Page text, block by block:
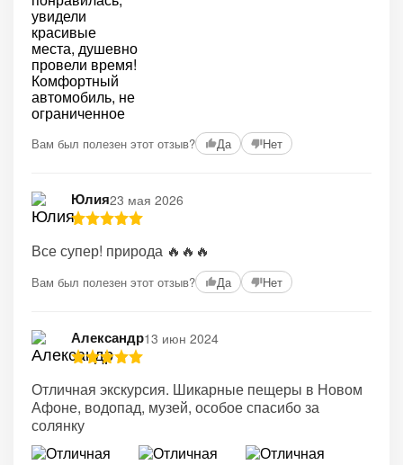
Вам был полезен этот отзыв? Да Нет
Юлия23 мая 2026
Все супер! природа 🔥🔥🔥
Вам был полезен этот отзыв? Да Нет
Александр13 июн 2024
Отличная экскурсия. Шикарные пещеры в Новом
Афоне, водопад, музей, особое спасибо за
солянку